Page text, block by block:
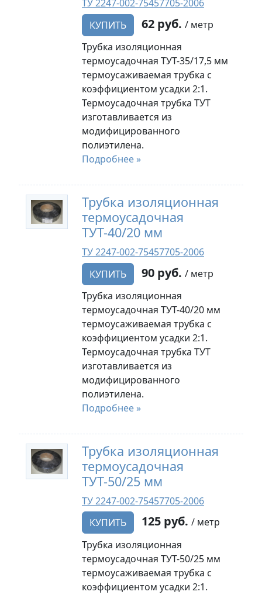
ТУ 2247-002-75457705-2006
КУПИТЬ
62 руб. / метр
Трубка изоляционная
термоусадочная ТУТ-35/17,5 мм
термоусаживаемая трубка с
коэффициентом усадки 2:1.
Термоусадочная трубка ТУТ
изготавливается из
модифицированного
полиэтилена.
Подробнее »
Трубка изоляционная
термоусадочная
ТУТ-40/20 мм
ТУ 2247-002-75457705-2006
КУПИТЬ
90 руб. / метр
Трубка изоляционная
термоусадочная ТУТ-40/20 мм
термоусаживаемая трубка с
коэффициентом усадки 2:1.
Термоусадочная трубка ТУТ
изготавливается из
модифицированного
полиэтилена.
Подробнее »
Трубка изоляционная
термоусадочная
ТУТ-50/25 мм
ТУ 2247-002-75457705-2006
КУПИТЬ
125 руб. / метр
Трубка изоляционная
термоусадочная ТУТ-50/25 мм
термоусаживаемая трубка с
коэффициентом усадки 2:1.